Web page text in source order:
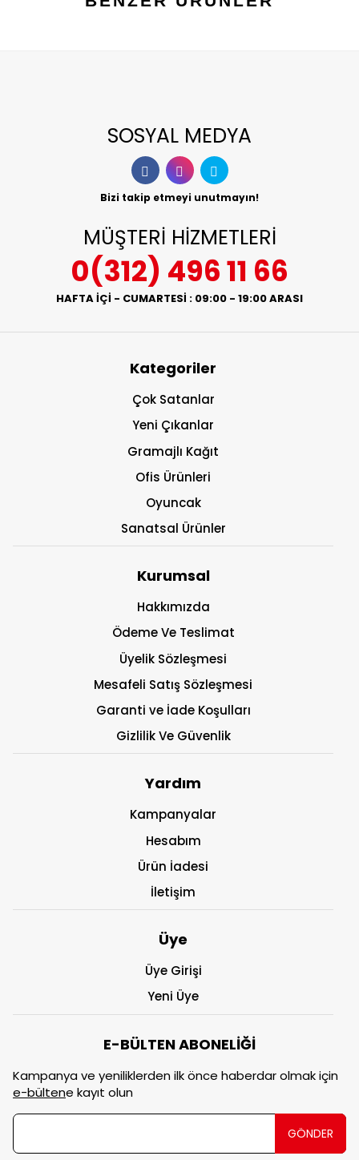
SOSYAL MEDYA
Bizi takip etmeyi unutmayın!
MÜŞTERİ HİZMETLERİ
0(312) 496 11 66
HAFTA İÇİ - CUMARTESİ : 09:00 - 19:00 ARASI
Kategoriler
Çok Satanlar
Yeni Çıkanlar
Gramajlı Kağıt
Ofis Ürünleri
Oyuncak
Sanatsal Ürünler
Kurumsal
Hakkımızda
Ödeme Ve Teslimat
Üyelik Sözleşmesi
Mesafeli Satış Sözleşmesi
Garanti ve İade Koşulları
Gizlilik Ve Güvenlik
Yardım
Kampanyalar
Hesabım
Ürün İadesi
İletişim
Üye
Üye Girişi
Yeni Üye
E-BÜLTEN ABONELİĞİ
Kampanya ve yeniliklerden ilk önce haberdar olmak için
e-bültene kayıt olun
GÖNDER